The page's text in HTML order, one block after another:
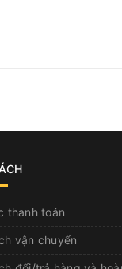
thanh toán
vận chuyển